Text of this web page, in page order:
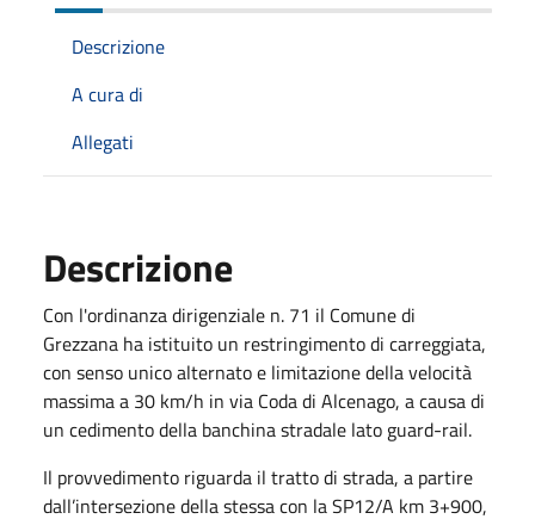
Descrizione
A cura di
Allegati
Descrizione
Con l'ordinanza dirigenziale n. 71 il Comune di
Grezzana ha istituito un restringimento di carreggiata,
con senso unico alternato e limitazione della velocità
massima a 30 km/h in via Coda di Alcenago, a causa di
un cedimento della banchina stradale lato guard-rail.
Il provvedimento riguarda il tratto di strada, a partire
dall’intersezione della stessa con la SP12/A km 3+900,